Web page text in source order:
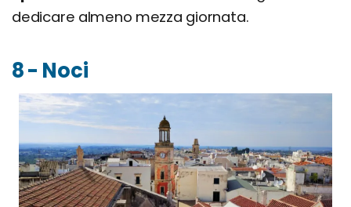
dedicare almeno mezza giornata.
8 - Noci